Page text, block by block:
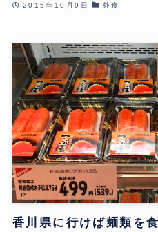
2015年10月9日 外食
香川県に行けば麺類を